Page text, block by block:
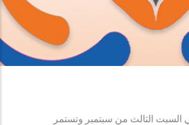
السبت الثالث من سبتمبر وتستمر